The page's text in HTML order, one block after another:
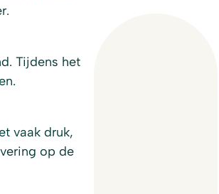
Tijdens het
vaak druk,
op de